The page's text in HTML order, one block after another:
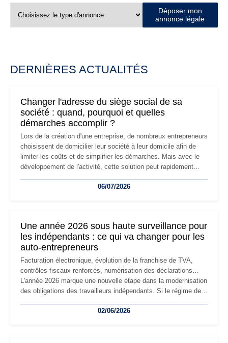
Déposer mon
annonce légale
DERNIÈRES ACTUALITÉS
Changer l'adresse du siège social de sa
société : quand, pourquoi et quelles
démarches accomplir ?
Lors de la création d'une entreprise, de nombreux entrepreneurs
choisissent de domicilier leur société à leur domicile afin de
limiter les coûts et de simplifier les démarches. Mais avec le
développement de l'activité, cette solution peut rapidement
professionnels, recrutement, image de marque… Le
06/07/2026
Une année 2026 sous haute surveillance pour
les indépendants : ce qui va changer pour les
auto-entrepreneurs
Facturation électronique, évolution de la franchise de TVA,
contrôles fiscaux renforcés, numérisation des déclarations…
L'année 2026 marque une nouvelle étape dans la modernisation
des obligations des travailleurs indépendants. Si le régime de
les auto-entrepreneurs devront s'adapter à un environnement
02/06/2026